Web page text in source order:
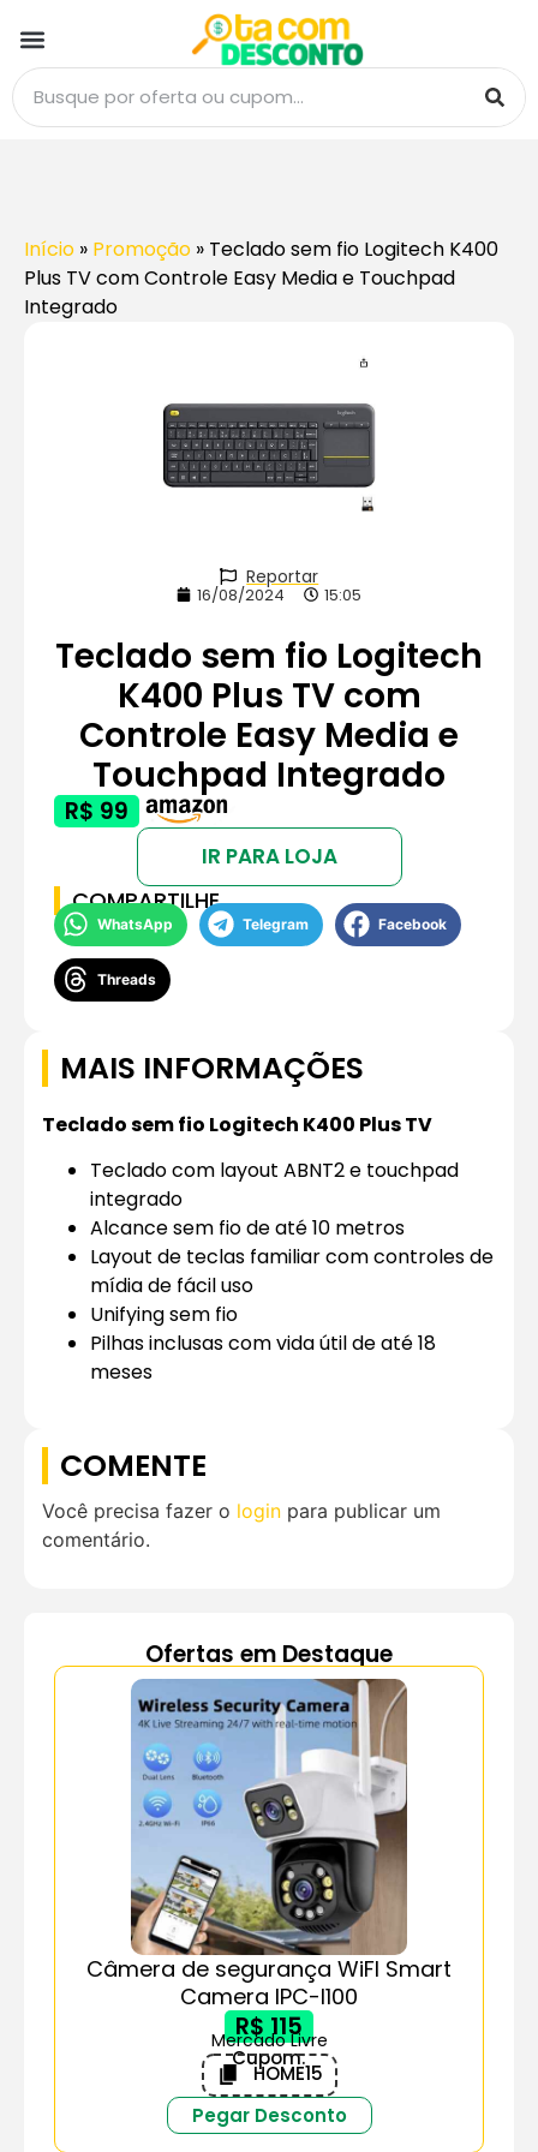
Início » Promoção » Teclado sem fio Logitech K400
Plus TV com Controle Easy Media e Touchpad
Integrado
Reportar
16/08/2024 15:05
Teclado sem fio Logitech
K400 Plus TV com
Controle Easy Media e
Touchpad Integrado
R$ 99
IR PARA LOJA
COMPARTILHE
WhatsApp Telegram Facebook
Threads
MAIS INFORMAÇÕES
Teclado sem fio Logitech K400 Plus TV
Teclado com layout ABNT2 e touchpad
integrado
Alcance sem fio de até 10 metros
Layout de teclas familiar com controles de
mídia de fácil uso
Unifying sem fio
Pilhas inclusas com vida útil de até 18
meses
COMENTE
Você precisa fazer o login para publicar um
comentário.
Ofertas em Destaque
Câmera de segurança WiFI Smart
Camera IPC-I100
R$ 115
Mercado Livre
Cupom:
HOME15
Pegar Desconto